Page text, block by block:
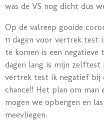
was de VS nog dicht dus
Op de valreep gooide
11 dagen voor vertrek test
te komen is een
dagen lang is mijn zelftest
vertrek test ik negatief bij
chance!! Het plan om man
mogen we opbergen en
meevliegen.